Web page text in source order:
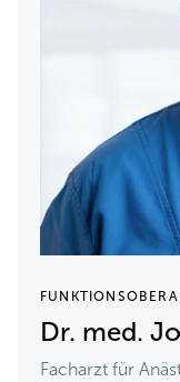
Dr. med.
Facharzt für